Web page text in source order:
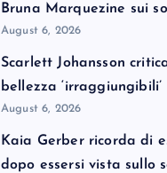
Bruna Marquezine sui
August 6, 2026
Scarlett Johansson
bellezza ‘irraggiungibili’
August 6, 2026
Kaia Gerber ricorda di
dopo essersi vista sullo